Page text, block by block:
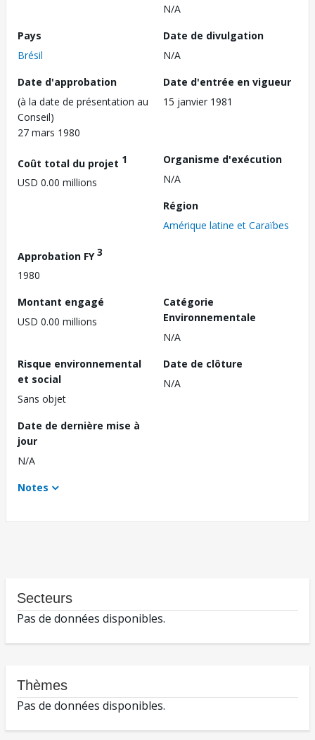
N/A
Pays
Brésil
Date de divulgation
N/A
Date d'approbation
(à la date de présentation au
Conseil)
27 mars 1980
Date d'entrée en vigueur
15 janvier 1981
Coût total du projet 1
USD 0.00 millions
Organisme d'exécution
N/A
Région
Amérique latine et Caraïbes
Approbation FY3
1980
Montant engagé
USD 0.00 millions
Catégorie
Environnementale
N/A
Risque environnemental
et social
Sans objet
Date de clôture
N/A
Date de dernière mise à
jour
N/A
Notes
Secteurs
Pas de données disponibles.
Thèmes
Pas de données disponibles.